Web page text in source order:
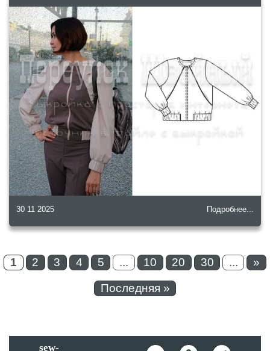
30 11 2025 Подробнее...
1 2 3 4 5 ... 10 20 30 ... »
Последняя »
sew-